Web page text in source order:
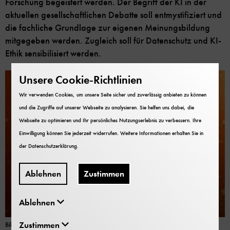
Bild: Deutsches Museum
aktuellen gesellschaftlichen Debatte soll entmystifiziert und
die fachliche Grundlage zur eigenen Meinungsbildung
mitgegeben werden. Zugleich soll für Datenschutz und KI-
Ethik sensibilisiert werden.
Unsere Cookie-Richtlinien
Wir verwenden Cookies, um unsere Seite sicher und zuverlässig anbieten zu können
und die Zugriffe auf unserer Webseite zu analysieren. Sie helfen uns dabei, die
Webseite zu optimieren und Ihr persönliches Nutzungserlebnis zu verbessern. Ihre
Einwilligung können Sie jederzeit widerrufen. Weitere Informationen erhalten Sie in
derDatenschutzerklärung.
Ablehnen Zustimmen
Ablehnen
Zustimmen